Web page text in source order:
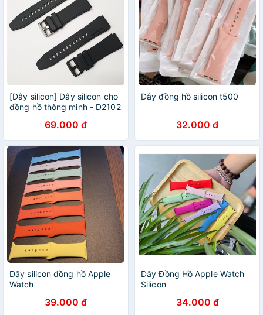
[Dây silicon] Dây silicon cho
đồng hồ thông minh - D2102
69.000 đ
Dây đồng hồ silicon t500
32.000 đ
Dây silicon đồng hồ Apple
Watch
39.000 đ
Dây Đồng Hồ Apple Watch
Silicon
34.000 đ